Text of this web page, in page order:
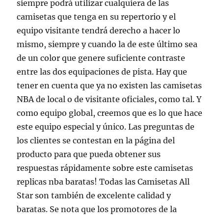
siempre podrá utilizar cualquiera de las
camisetas que tenga en su repertorio y el
equipo visitante tendrá derecho a hacer lo
mismo, siempre y cuando la de este último sea
de un color que genere suficiente contraste
entre las dos equipaciones de pista. Hay que
tener en cuenta que ya no existen las camisetas
NBA de local o de visitante oficiales, como tal. Y
como equipo global, creemos que es lo que hace
este equipo especial y único. Las preguntas de
los clientes se contestan en la página del
producto para que pueda obtener sus
respuestas rápidamente sobre este camisetas
replicas nba baratas! Todas las Camisetas All
Star son también de excelente calidad y
baratas. Se nota que los promotores de la